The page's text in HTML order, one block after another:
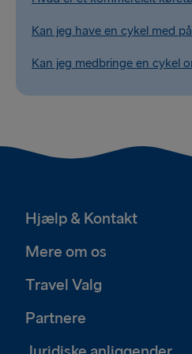
Kan jeg have en cykel med
Kan jeg medbringe en cykel
Hjælp & Kontakt
Mere om os
Travel Valg
Partnere